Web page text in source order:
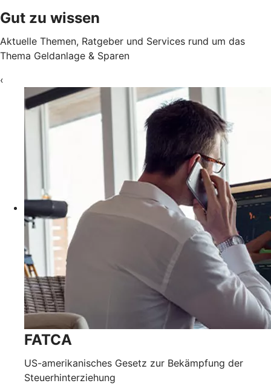
Gut zu wissen
Aktuelle Themen, Ratgeber und Services rund um das
Thema Geldanlage & Sparen
‹
FATCA
US-amerikanisches Gesetz zur Bekämpfung der
Steuerhinterziehung